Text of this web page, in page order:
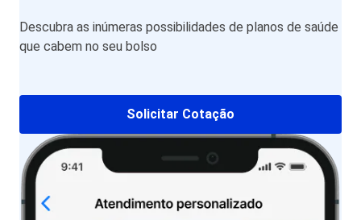
Descubra as inúmeras possibilidades de planos de saúde
que cabem no seu bolso
Solicitar Cotação